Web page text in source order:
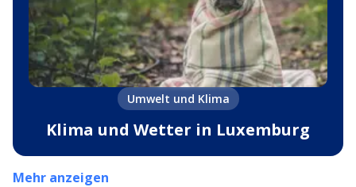
Umwelt und Klima
Klima und Wetter in Luxemburg
Mehr anzeigen